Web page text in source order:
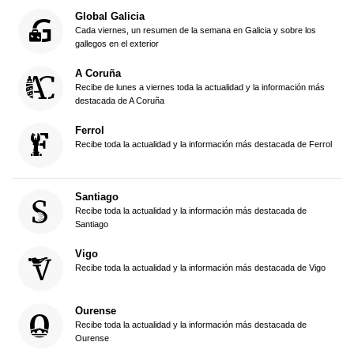
Global Galicia
Cada viernes, un resumen de la semana en Galicia y sobre los
gallegos en el exterior
A Coruña
Recibe de lunes a viernes toda la actualidad y la información más
destacada de A Coruña
Ferrol
Recibe toda la actualidad y la información más destacada de Ferrol
Santiago
Recibe toda la actualidad y la información más destacada de
Santiago
Vigo
Recibe toda la actualidad y la información más destacada de Vigo
Ourense
Recibe toda la actualidad y la información más destacada de
Ourense